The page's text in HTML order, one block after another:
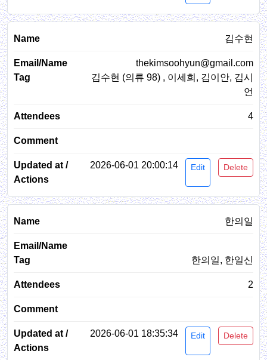
김수현
thekimsoohyun@gmail.com
김수현 (의류 98) , 이세희, 김이안, 김시
언
4
2026-06-01 20:00:14 Edit Delete
한의일
한의일, 한일신
2
2026-06-01 18:35:34 Edit Delete